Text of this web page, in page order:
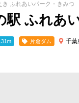
き ふれあいパーク・きみつ
駅 ふれあ
片倉ダム 千葉